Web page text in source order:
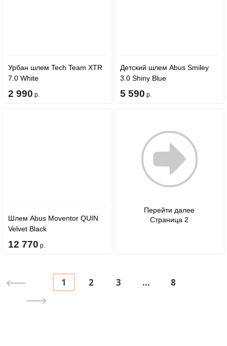
Урбан шлем Tech Team XTR
7.0 White
2 990 р.
Детский шлем Abus Smiley
3.0 Shiny Blue
5 590 р.
Шлем Abus Moventor QUIN
Velvet Black
12 770 р.
Перейти далее
Страница 2
1 2 3 ... 8